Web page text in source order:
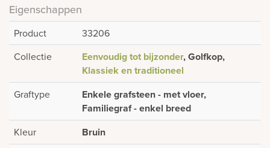
Eigenschappen
Product
33206
Collectie
Eenvoudig tot bijzonder, Golfkop,
Klassiek en traditioneel
Graftype
Enkele grafsteen - met vloer,
Familiegraf - enkel breed
Kleur Bruin